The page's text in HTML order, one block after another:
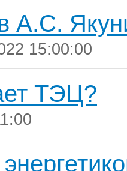
А.С.
15:00:00
ТЭЦ?